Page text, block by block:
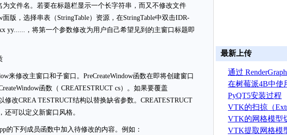
文件名。若要在标题栏显示一个长字符串，而又不修改文件
版，选择串表（StringTable）资源，在StringTable中双击IDR-
yy......，将第一个参数修改为用户自己希望见到的主窗口标题即
来修改主窗口和子窗口。PreCreateWindow函数在即将创建窗口
函数（ CREATESTRUCT cs）。如果要覆盖
修改CREA TESTRUCT结构以替换缺省参数。CREATESTRUCT
可以定义新窗口风格。
的下列成员函数中加入待修改的内容。例如：
最新上传
通过
建 ASTRYN 的
在树莓派4B中使
OpenGL ES程序
PyQT5安装过程
VTK的扫掠（
算法
VTK的网格模型
VTK提取网格模